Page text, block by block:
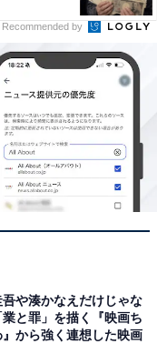
を付けると重さを
性を重視される場
Recommended by
や湊かなえだけじゃな
業と罪」を描く『映画ち
』から強く連想した映画